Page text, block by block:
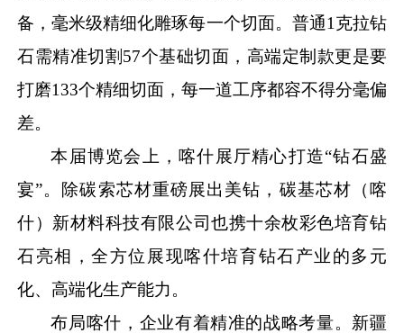
备，毫米级精细化雕琢每一个切面。普通1克拉钻
石需精准切割57个基础切面，高端定制款更是要
打磨133个精细切面，每一道工序都容不得分毫偏
差。
本届博览会上，喀什展厅精心打造“钻石盛
宴”。除碳索芯材重磅展出美钻，碳基芯材（喀
什）新材料科技有限公司也携十余枚彩色培育钻
石亮相，全方位展现喀什培育钻石产业的多元
化、高端化生产能力。
布局喀什，企业有着精准的战略考量。新疆